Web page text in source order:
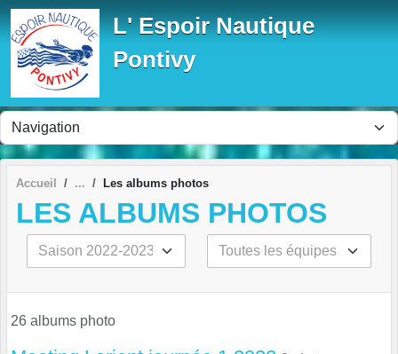
L' Espoir Nautique
Pontivy
Accueil Les albums photos
LES ALBUMS PHOTOS
26 albums photo
Panneau de gestion des cookies